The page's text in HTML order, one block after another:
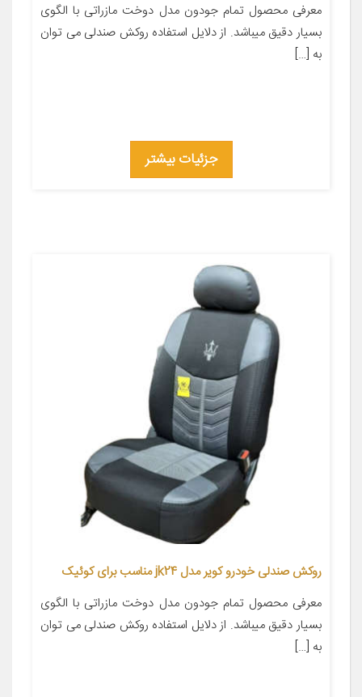
معرفی محصول تمام جودون مدل دوخت مازراتی با الگوی
بسیار دقیق میباشد. از دلایل استفاده روکش صندلی می توان
به […]
جزئیات بیشتر
روکش صندلی خودرو کویر مدل jk24 مناسب برای کوئیک
معرفی محصول تمام جودون مدل دوخت مازراتی با الگوی
بسیار دقیق میباشد. از دلایل استفاده روکش صندلی می توان
به […]